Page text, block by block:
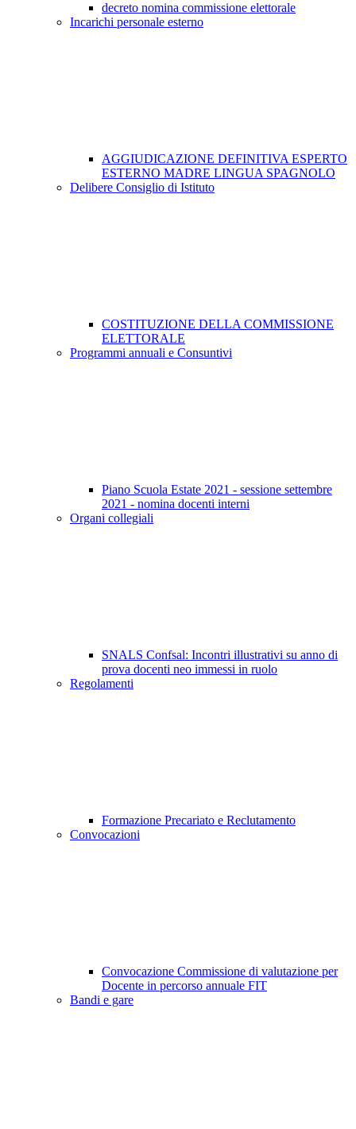
decreto nomina commissione elettorale
Incarichi personale esterno
AGGIUDICAZIONE DEFINITIVA ESPERTO
ESTERNO MADRE LINGUA SPAGNOLO
Delibere Consiglio di Istituto
COSTITUZIONE DELLA COMMISSIONE
ELETTORALE
Programmi annuali e Consuntivi
Piano Scuola Estate 2021 - sessione settembre
2021 - nomina docenti interni
Organi collegiali
SNALS Confsal: Incontri illustrativi su anno di
prova docenti neo immessi in ruolo
Regolamenti
Formazione Precariato e Reclutamento
Convocazioni
Convocazione Commissione di valutazione per
Docente in percorso annuale FIT
Bandi e gare